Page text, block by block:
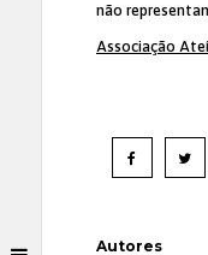
não
Associação
Autores